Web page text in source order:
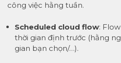
công việc hằng tuần.
Scheduled cloud flow:
thời gian định trước (hằng
gian bạn chọn/…).